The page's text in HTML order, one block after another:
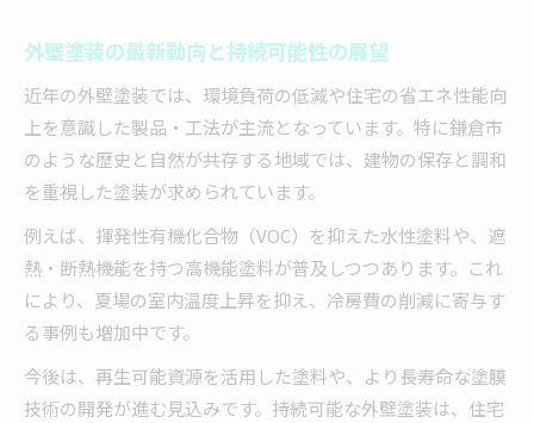
外壁塗装の最新動向と持続可能性の展望
近年の外壁塗装では、環境負荷の低減や住宅の省エネ性能向
上を意識した製品・工法が主流となっています。特に鎌倉市
のような歴史と自然が共存する地域では、建物の保存と調和
を重視した塗装が求められています。
例えば、揮発性有機化合物（VOC）を抑えた水性塗料や、遮
熱・断熱機能を持つ高機能塗料が普及しつつあります。これ
により、夏場の室内温度上昇を抑え、冷房費の削減に寄与す
る事例も増加中です。
今後は、再生可能資源を活用した塗料や、より長寿命な塗膜
技術の開発が進む見込みです。持続可能な外壁塗装は、住宅